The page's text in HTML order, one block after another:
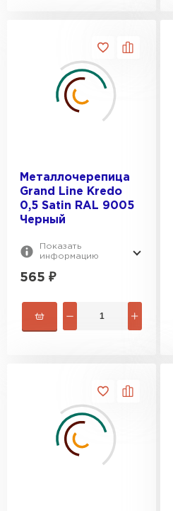
Металлочерепица
Grand Line Kredo
0,5 Satin RAL 9005
Черный
Показать
информацию
565 ₽